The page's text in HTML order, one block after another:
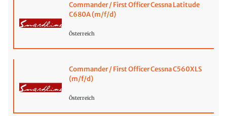
Commander / First Officer Cessna Latitude
C680A (m/f/d)
Österreich
Commander / First Officer Cessna C560XLS
(m/f/d)
Österreich